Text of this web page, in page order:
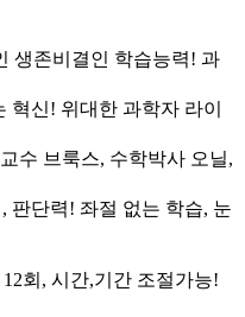
생존비결인 학습능력! 과
혁신! 위대한 과학자 라이
수 브룩스, 수학박사 오닐,
판단력! 좌절 없는 학습, 눈
회, 시간,기간 조절가능!